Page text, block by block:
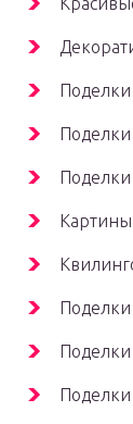
Поделки
Поделки